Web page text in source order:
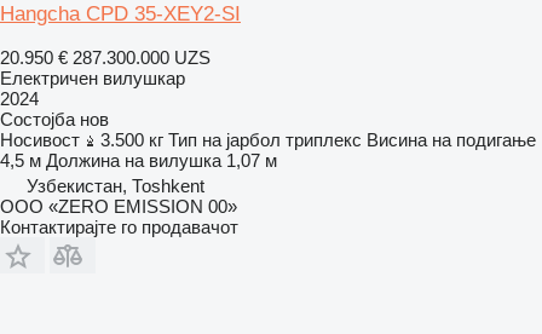
Hangcha CPD 35-XEY2-SI
20.950 € 287.300.000 UZS
Електричен вилушкар
2024
Состојба нов
Носивост
3.500 кг Тип на јарбол триплекс Висина на подигање
4,5 м Должина на вилушка 1,07 м
Узбекистан, Тоshkent
ООО «ZERO EMISSION 00»
Контактирајте го продавачот